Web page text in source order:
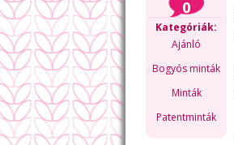
0
Kategóriák:
Ajánló
Bogyós minták
Minták
Patentminták